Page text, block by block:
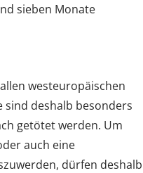
sieben Monate
westeuropäischen
sind deshalb besonders
getötet werden. Um
auch eine
dürfen deshalb